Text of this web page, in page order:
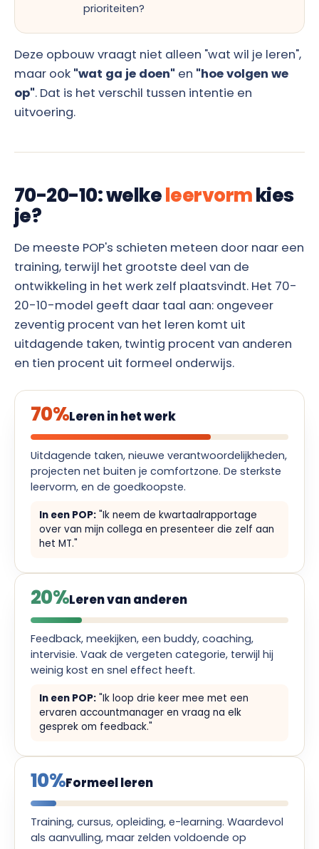
prioriteiten?
Deze opbouw vraagt niet alleen "wat wil je leren",
maar ook "wat ga je doen" en "hoe volgen we
op". Dat is het verschil tussen intentie en
uitvoering.
70-20-10: welkeleervormkies
je?
De meeste POP's schieten meteen door naar een
training, terwijl het grootste deel van de
ontwikkeling in het werk zelf plaatsvindt. Het 70-
20-10-model geeft daar taal aan: ongeveer
zeventig procent van het leren komt uit
uitdagende taken, twintig procent van anderen
en tien procent uit formeel onderwijs.
70%Leren in het werk
Uitdagende taken, nieuwe verantwoordelijkheden,
projecten net buiten je comfortzone. De sterkste
leervorm, en de goedkoopste.
In een POP: "Ik neem de kwartaalrapportage
over van mijn collega en presenteer die zelf aan
het MT."
20%Leren van anderen
Feedback, meekijken, een buddy, coaching,
intervisie. Vaak de vergeten categorie, terwijl hij
weinig kost en snel effect heeft.
In een POP: "Ik loop drie keer mee met een
ervaren accountmanager en vraag na elk
gesprek om feedback."
10%Formeel leren
Training, cursus, opleiding, e-learning. Waardevol
als aanvulling, maar zelden voldoende op